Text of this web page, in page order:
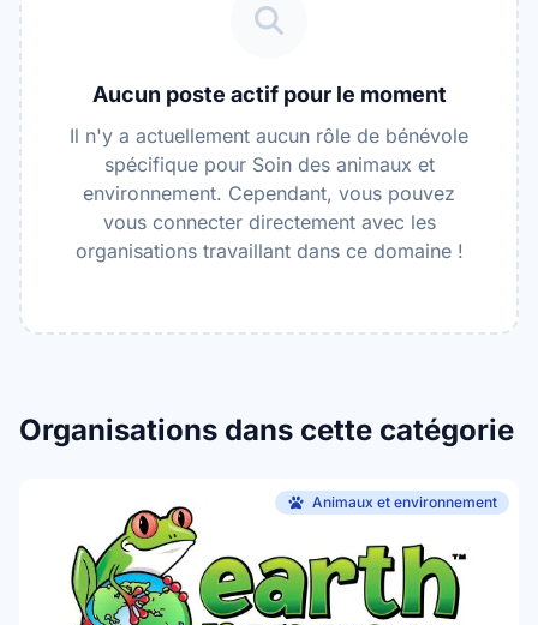
Aucun poste actif pour le moment
Il n'y a actuellement aucun rôle de bénévole
spécifique pour Soin des animaux et
environnement. Cependant, vous pouvez
vous connecter directement avec les
organisations travaillant dans ce domaine !
Organisations dans cette catégorie
Animaux et environnement